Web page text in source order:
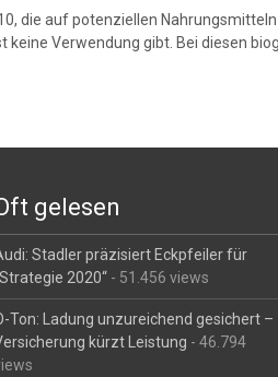
die auf potenziellen
keine Verwendung gibt. Bei diesen
gelesen
Stadler präzisiert Eckpfeiler für
2020“ - 51.456 views
Ton: Ladung unzureichend gesichert –
kürzt Leistung - 46.794